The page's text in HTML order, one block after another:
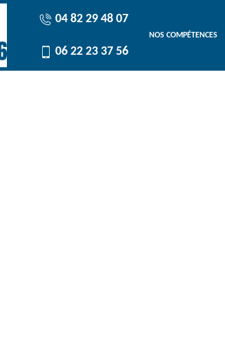
04 82 29 48 07
06 22 23 37 56
NOS COMPÉTENCES